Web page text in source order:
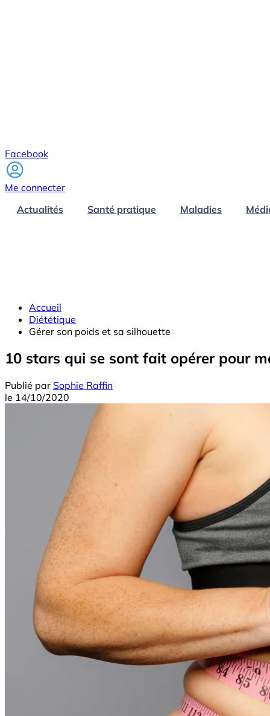
Facebook
Me connecter
Actualités
Santé pratique Maladies
Accueil
Diététique
Gérer son poids et sa silhouette
10 stars qui se sont fait opérer pour
Publié par Sophie Raffin
le 14/10/2020